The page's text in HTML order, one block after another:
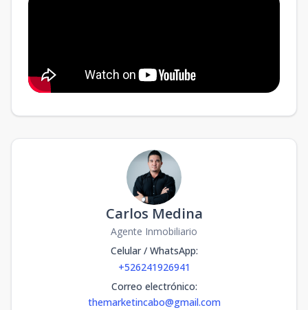
Carlos Medina
Agente Inmobiliario
Celular / WhatsApp:
+526241926941
Correo electrónico:
themarketincabo@gmail.com